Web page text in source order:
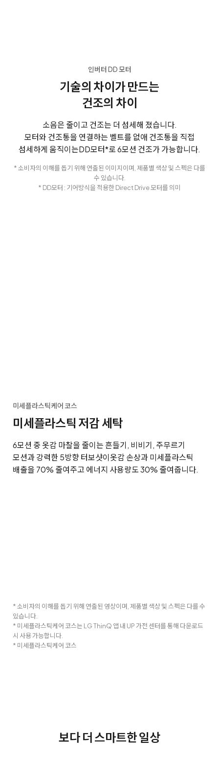
인버터 DD 모터
기술의 차이가 만드는
건조의 차이
소음은 줄이고 건조는 더 섬세해 졌습니다.
모터와 건조통을 연결하는 벨트를 없애 건조통을 직접
섬세하게 움직이는DD모터*로 6모션 건조가 가능합니다.
* 소비자의 이해를 돕기 위해 연출된 이미지이며, 제품별 색상 및 스펙은 다를
수 있습니다.
* DD모터 : 기어방식을 적용한 Direct Drive 모터를 의미
미세플라스틱케어 코스
미세플라스틱 저감 세탁
6모션 중 옷감 마찰을 줄이는 흔들기, 비비기, 주무르기
모션과 강력한 5방향 터보샷이옷감 손상과 미세플라스틱
배출을 70% 줄여주고 에너지 사용량도 30% 줄여줍니다.
* 소비자의 이해를 돕기 위해 연출된 영상이며, 제품별 색상 및 스펙은 다를 수
있습니다.
* 미세플라스틱케어 코스는 LG ThinQ 앱 내 UP 가전 센터를 통해 다운로드
시 사용 가능합니다.
* 미세플라스틱케어 코스
보다 더 스마트한 일상